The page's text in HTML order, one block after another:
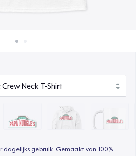
gebruik. Gemaakt van 100%
Tee